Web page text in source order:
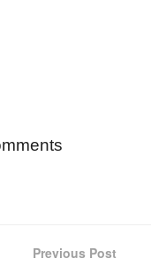
Previous Post